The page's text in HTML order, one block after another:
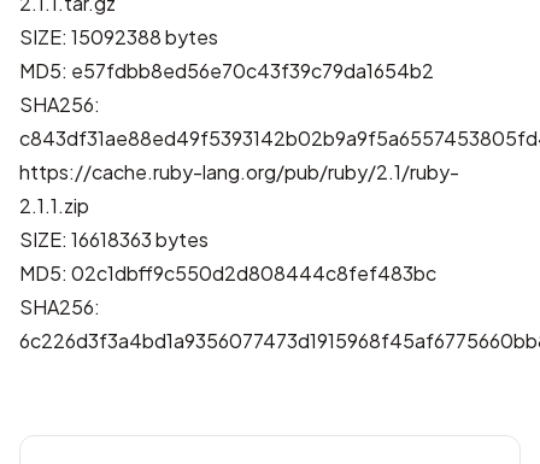
SIZE: 15092388 bytes
MD5: e57fdbb8ed56e70c43f39c79da1654b2
SHA256:
https://cache.ruby-lang.org/pub/ruby/2.1/ruby-
2.1.1.zip
SIZE: 16618363 bytes
MD5: 02c1dbff9c550d2d808444c8fef483bc
SHA256: